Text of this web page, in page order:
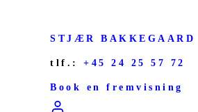
STJÆR BAKKEGAARD
tlf.:+45 24 25 57 72
Book en fremvisning